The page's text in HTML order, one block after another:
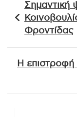
άρθρων
Σημαντική
Φροντίδας
Η